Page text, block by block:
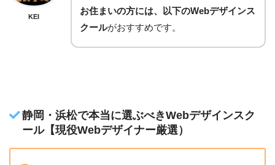
KEI
お住まいの方には、以下のWebデザインス
クールがおすすめです。
静岡・浜松で本当に選ぶべきWebデザインスク
ール【現役Webデザイナー厳選）